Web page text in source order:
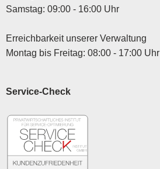
Samstag: 09:00 - 16:00 Uhr
Erreichbarkeit unserer Verwaltung
Montag bis Freitag: 08:00 - 17:00 Uhr
Service-Check